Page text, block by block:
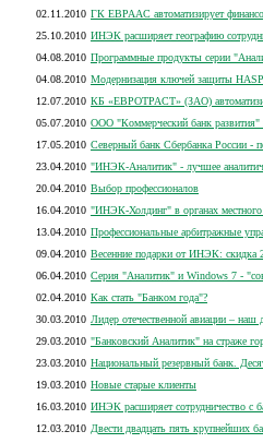
02.11.2010 ГК ЕВРААС автоматизирует
25.10.2010 ИНЭК расширяет географию
04.08.2010 Программные продукты серии
04.08.2010 Модернизация ключей защиты
12.07.2010 КБ «ЕВРОТРАСТ» (ЗАО)
05.07.2010 ООО "Коммерческий банк
17.05.2010 Северный банк Сбербанка России
23.04.2010 "ИНЭК-Аналитик" - лучшее
20.04.2010 Выбор профессионалов
16.04.2010 "ИНЭК-Холдинг" в органах
13.04.2010 Профессиональные арбитражные
09.04.2010 Весенние подарки от ИНЭК: скидка
06.04.2010 Серия "Аналитик" и Windows 7 -
02.04.2010 Как стать "Банком года"?
30.03.2010 Лидер отечественной авиации – наш
29.03.2010 "Банковский Аналитик" на страже
23.03.2010 Национальный резервный банк.
19.03.2010 Новые старые клиенты
16.03.2010 ИНЭК расширяет сотрудничество с
12.03.2010 Двести двадцать пять крупнейших